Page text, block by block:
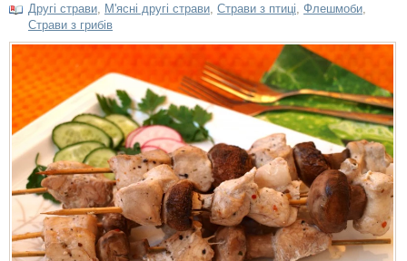
Другі страви М'ясні другі страви Страви з птиці Флешмоби
Страви з грибів